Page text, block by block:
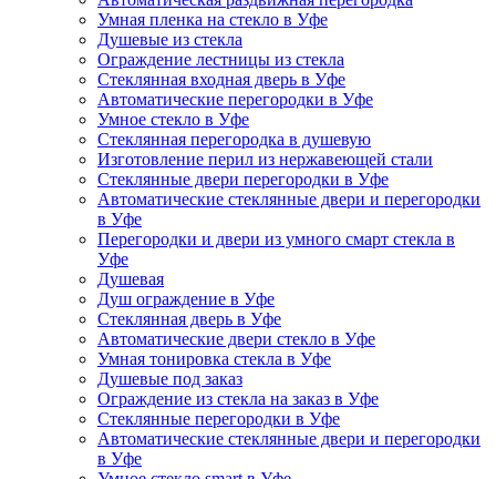
Умная пленка на стекло в Уфе
Душевые из стекла
Ограждение лестницы из стекла
Стеклянная входная дверь в Уфе
Автоматические перегородки в Уфе
Умное стекло в Уфе
Стеклянная перегородка в душевую
Изготовление перил из нержавеющей стали
Стеклянные двери перегородки в Уфе
Автоматические стеклянные двери и перегородки
в Уфе
Перегородки и двери из умного смарт стекла в
Уфе
Душевая
Душ ограждение в Уфе
Стеклянная дверь в Уфе
Автоматические двери стекло в Уфе
Умная тонировка стекла в Уфе
Душевые под заказ
Ограждение из стекла на заказ в Уфе
Стеклянные перегородки в Уфе
Автоматические стеклянные двери и перегородки
в Уфе